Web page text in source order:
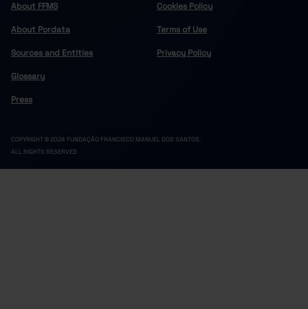
About FFMS
About Pordata
Sources and Entities
Glossary
Press
Cookies Policy
Terms of Use
Privacy Policy
COPYRIGHT © 2024 FUNDAÇÃO FRANCISCO MANUEL DOS SANTOS.
ALL RIGHTS RESERVED